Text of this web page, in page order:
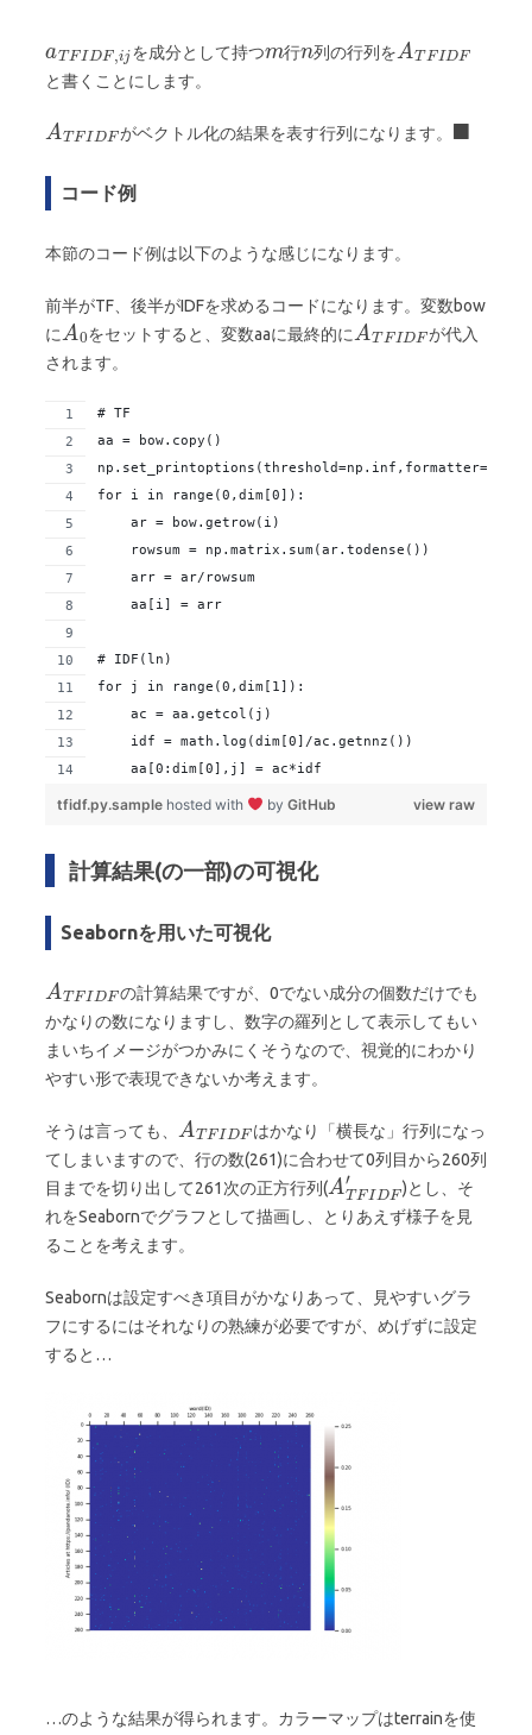
を成分として持つ 行
列の行列を
と書くことにします。
がベクトル化の結果を表す行列になります。
コード例
本節のコード例は以下のような感じになります。
前半がTF、後半がIDFを求めるコードになります。変数bow
に
をセットすると、変数aaに最終的に
が代入
されます。
# TF
aa = bow.copy()
for i in range(0,dim[0]):
    ar = bow.getrow(i)
    rowsum = np.matrix.sum(ar.todense())
    arr = ar/rowsum
    aa[i] = arr
# IDF(ln)
for j in range(0,dim[1]):
    ac = aa.getcol(j)
    idf = math.log(dim[0]/ac.getnnz())
    aa[0:dim[0],j] = ac*idf
view raw
tfidf.py.sample hosted with by GitHub
計算結果(の一部)の可視化
Seabornを用いた可視化
の計算結果ですが、0でない成分の個数だけでも
かなりの数になりますし、数字の羅列として表示してもい
まいちイメージがつかみにくそうなので、視覚的にわかり
やすい形で表現できないか考えます。
そうは言っても、
はかなり「横長な」行列になっ
てしまいますので、行の数(261)に合わせて0列目から260列
目までを切り出して261次の正方行列(
)とし、そ
れをSeabornでグラフとして描画し、とりあえず様子を見
ることを考えます。
Seabornは設定すべき項目がかなりあって、見やすいグラ
フにするにはそれなりの熟練が必要ですが、めげずに設定
すると…
…のような結果が得られます。カラーマップはterrainを使